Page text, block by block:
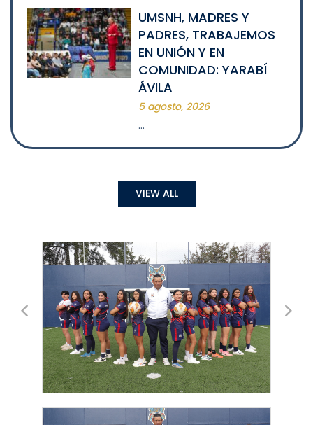
UMSNH, MADRES Y
PADRES, TRABAJEMOS
EN UNIÓN Y EN
COMUNIDAD: YARABÍ
ÁVILA
5 agosto, 2026
…
VIEW ALL